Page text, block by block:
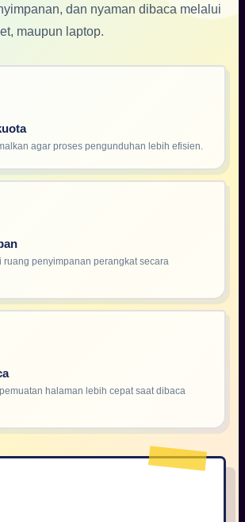
dan nyaman dibaca melalui
maupun laptop.
agar proses pengunduhan lebih efisien.
ruang penyimpanan perangkat secara
halaman lebih cepat saat dibaca